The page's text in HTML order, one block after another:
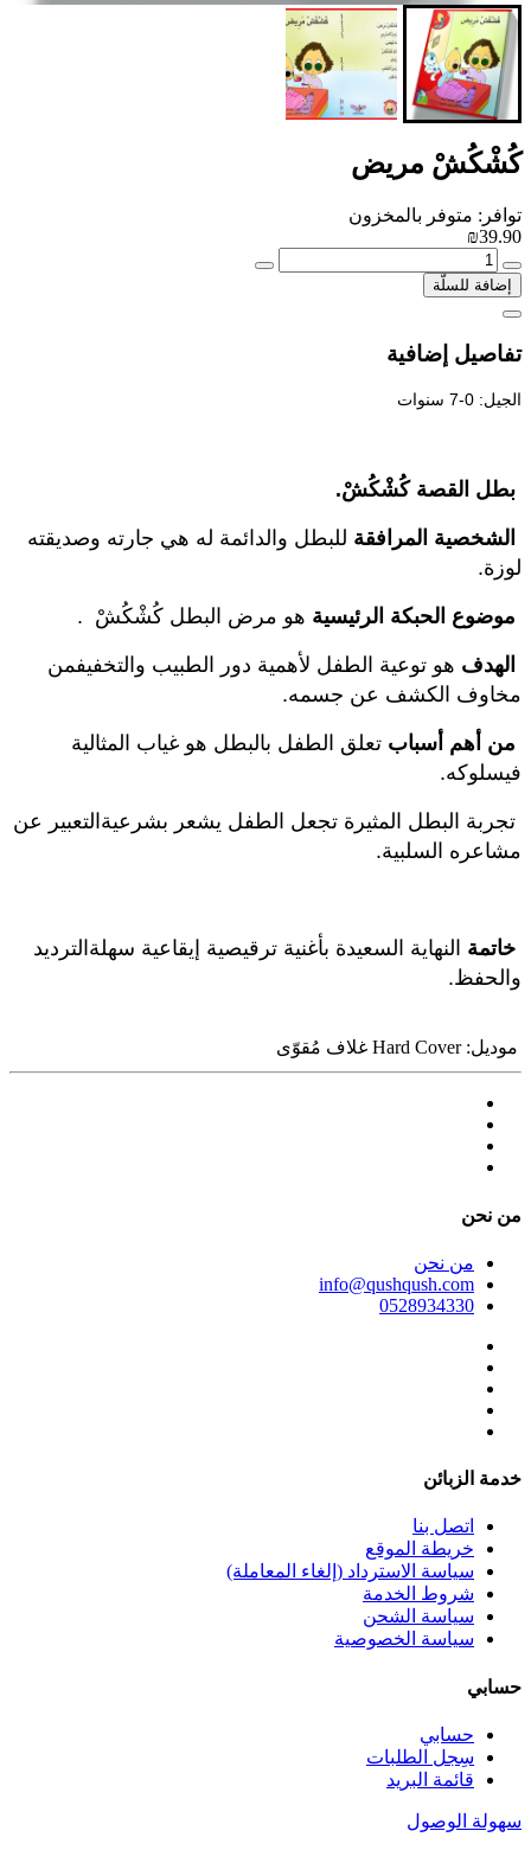
كُشْكُشْ مريض
توافر: متوفر بالمخزون
₪39.90
إضافة للسلّة
تفاصيل إضافية
الجيل: 0-7 سنوات
بطل القصة كُشْكُشْ.
الشخصية المرافقة للبطل والدائمة له هي جارته وصديقته
لوزة.
موضوع الحبكة الرئيسية هو مرض البطل كُشْكُشْ .
الهدف هو توعية الطفل لأهمية دور الطبيب والتخفيفمن
مخاوف الكشف عن جسمه.
من أهم أسباب تعلق الطفل بالبطل هو غياب المثالية
فيسلوكه.
تجربة البطل المثيرة تجعل الطفل يشعر بشرعيةالتعبير عن
مشاعره السلبية.
خاتمة النهاية السعيدة بأغنية ترقيصية إيقاعية سهلةالترديد
والحفظ.
موديل: Hard Cover غلاف مُقوّى
ﻣﻦ ﻧﺤﻦ
ﻣﻦ ﻧﺤﻦ
info@qushqush.com
0528934330
خدمة الزبائن
اتصل بنا
خريطة الموقع
سياسة الاسترداد (إلغاء المعاملة)
شروط الخدمة
سياسة الشحن
سياسة الخصوصية
حسابي
حسابي
سِجل الطلبات
قائمة البريد
سهولة الوصول